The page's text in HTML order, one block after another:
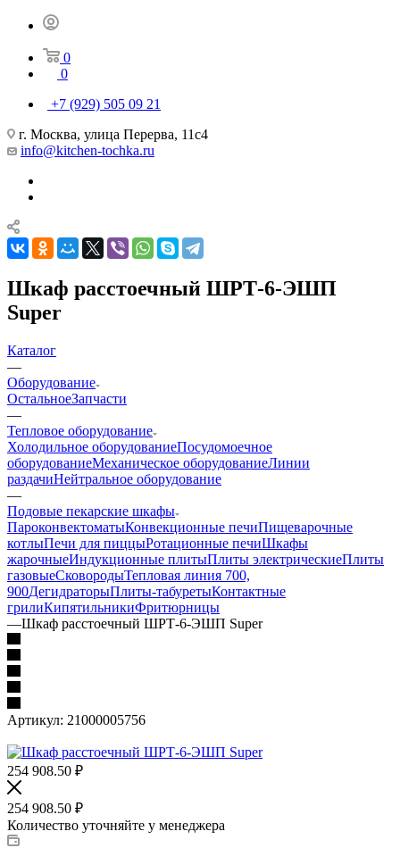
0
0
+7 (929) 505 09 21
г. Москва, улица Перерва, 11с4
info@kitchen-tochka.ru
Шкаф расстоечный ШРТ-6-ЭШП
Super
Каталог
—
Оборудование
ОстальноеЗапчасти
—
Тепловое оборудование
Холодильное оборудованиеПосудомоечное
оборудованиеМеханическое оборудованиеЛинии
раздачиНейтральное оборудование
—
Подовые пекарские шкафы
ПароконвектоматыКонвекционные печиПищеварочные
котлыПечи для пиццыРотационные печиШкафы
жарочныеИндукционные плитыПлиты электрическиеПлиты
газовыеСковородыТепловая линия 700,
900ДегидраторыПлиты-табуретыКонтактные
грилиКипятильникиФритюрницы
—Шкаф расстоечный ШРТ-6-ЭШП Super
Артикул: 21000005756
254 908.50 ₽
254 908.50 ₽
Количество уточняйте у менеджера